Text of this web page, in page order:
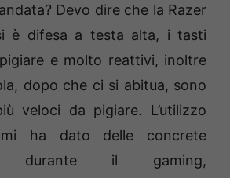
andata? Devo dire che la Razer
è difesa a testa alta, i tasti
e molto reattivi, inoltre
dopo che ci si abitua, sono
veloci da pigiare. L’utilizzo
ha dato delle concrete
durante il gaming,